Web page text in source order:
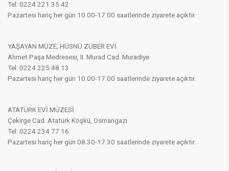
Tel: 0224 221 35 42
Pazartesi hariç her gün 10.00-17.00 saatlerinde ziyarete açıktır.
YAŞAYAN MÜZE; HÜSNÜ ZÜBER EVİ
Ahmet Paşa Medresesi, II. Murad Cad. Muradiye
Tel: 0224 225 48 13
Pazartesi hariç her gün 10.00-17.00 saatlerinde ziyarete açıktır.
ATATÜRK EVİ MÜZESİ
Çekirge Cad. Atatürk Köşkü, Osmangazi
Tel: 0224 234 77 16
Pazartesi hariç her gün 08.30-17.30 saatlerinde ziyarete açıktır.